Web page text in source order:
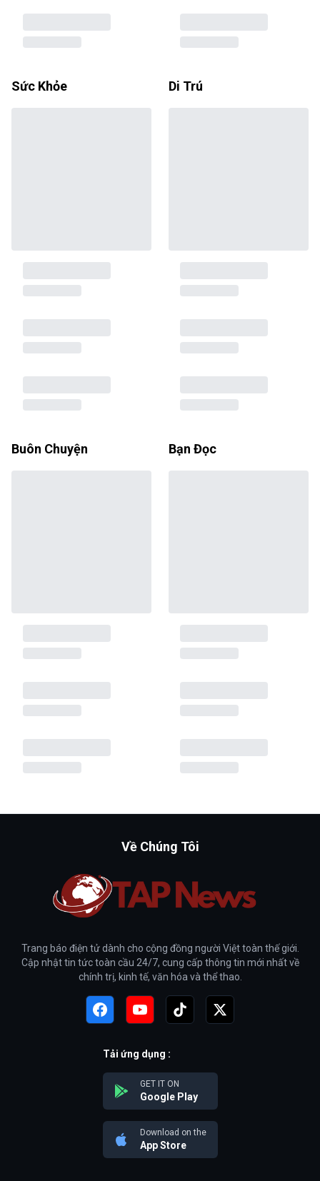
Sức Khỏe Di Trú
Buôn Chuyện Bạn Đọc
Về Chúng Tôi
Trang báo điện tử dành cho cộng đồng người Việt toàn thế giới.
Cập nhật tin tức toàn cầu 24/7, cung cấp thông tin mới nhất về
chính trị, kinh tế, văn hóa và thể thao.
Tải ứng dụng :
GET IT ON
Google Play
Download on the
App Store